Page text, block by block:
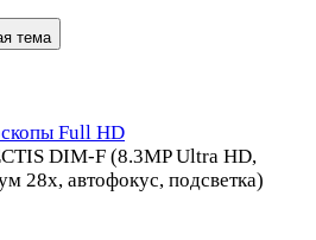
тема
Full HD
DIM-F (8.3MP Ultra HD,
28x, автофокус, подсветка)